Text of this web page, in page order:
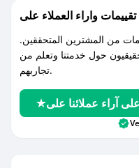
من المشترين المتحققين.
حول خدمتنا وتعلم من
تجاربهم.